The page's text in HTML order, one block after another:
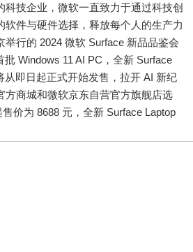
技企业，微软一直致力于通过科技创
软件与硬件选择，释放每个人的生产力
举行的 2024 微软 Surface 新品品鉴会
批 Windows 11 AI PC，全新 Surface
从即日起正式开始发售，拉开 AI 新纪
方商城和微软京东自营官方旗舰店选
价为 8688 元，全新 Surface Laptop